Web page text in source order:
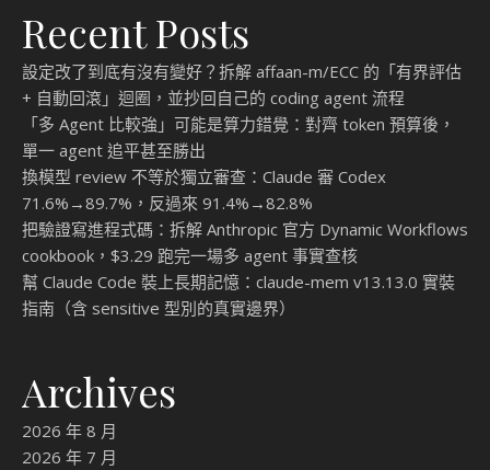
Recent Posts
設定改了到底有沒有變好？拆解 affaan-m/ECC 的「有界評估
+ 自動回滾」迴圈，並抄回自己的 coding agent 流程
「多 Agent 比較強」可能是算力錯覺：對齊 token 預算後，
單一 agent 追平甚至勝出
換模型 review 不等於獨立審查：Claude 審 Codex
71.6%→89.7%，反過來 91.4%→82.8%
把驗證寫進程式碼：拆解 Anthropic 官方 Dynamic Workflows
cookbook，$3.29 跑完一場多 agent 事實查核
幫 Claude Code 裝上長期記憶：claude-mem v13.13.0 實裝
指南（含 sensitive 型別的真實邊界）
Archives
2026 年 8 月
2026 年 7 月